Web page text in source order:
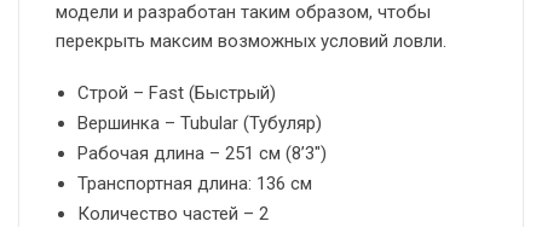
модели и разработан таким образом, чтобы
перекрыть максим возможных условий ловли.
Строй – Fast (Быстрый)
Вершинка – Tubular (Тубуляр)
Рабочая длина – 251 см (8’3″)
Транспортная длина: 136 см
Количество частей – 2